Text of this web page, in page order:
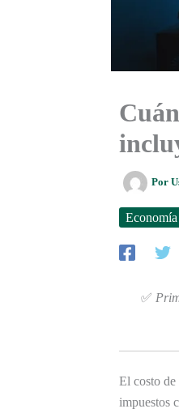
Por
Economía
✅
El costo de
impuestos